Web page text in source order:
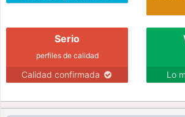
Serio
perfiles de calidad
Calidad confirmada Lo